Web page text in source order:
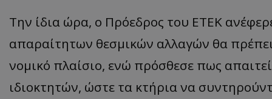
Την ίδια ώρα, ο Πρόεδρος του ΕΤΕΚ
απαραίτητων θεσμικών αλλαγών θα
νομικό πλαίσιο, ενώ πρόσθεσε πως
ιδιοκτητών, ώστε τα κτήρια να
ASP.NET_SessionId